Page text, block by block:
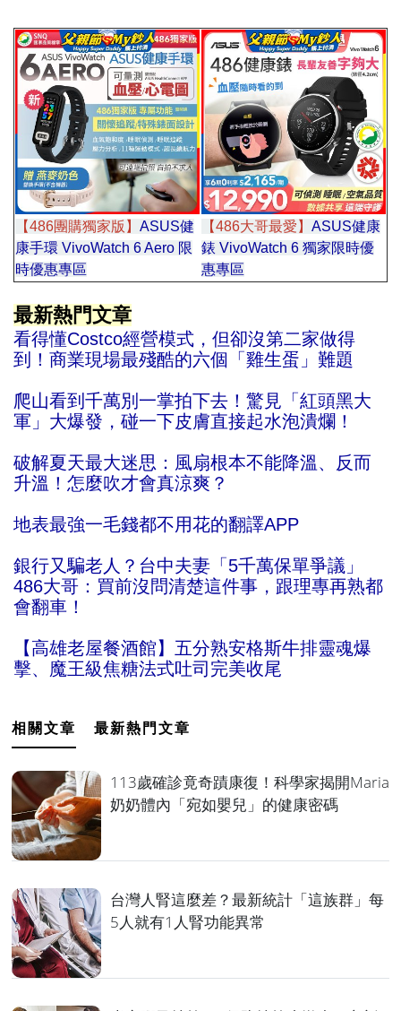
【486團購獨家版】 ASUS健
康手環 VivoWatch 6 Aero 限
時優惠專區
【486大哥最愛】 ASUS健康
錶 VivoWatch 6 獨家限時優
惠專區
最新熱門文章
看得懂Costco經營模式，但卻沒第二家做得
到！商業現場最殘酷的六個「雞生蛋」難題
爬山看到千萬別一掌拍下去！驚見「紅頭黑大
軍」大爆發，碰一下皮膚直接起水泡潰爛！
破解夏天最大迷思：風扇根本不能降溫、反而
升溫！怎麼吹才會真涼爽？
地表最強一毛錢都不用花的翻譯APP
銀行又騙老人？台中夫妻「5千萬保單爭議」
486大哥：買前沒問清楚這件事，跟理專再熟都
會翻車！
【高雄老屋餐酒館】五分熟安格斯牛排靈魂爆
擊、魔王級焦糖法式吐司完美收尾
相關文章 最新熱門文章
113歲確診竟奇蹟康復！科學家揭開Maria
奶奶體內「宛如嬰兒」的健康密碼
台灣人腎這麼差？最新統計「這族群」每
5人就有1人腎功能異常